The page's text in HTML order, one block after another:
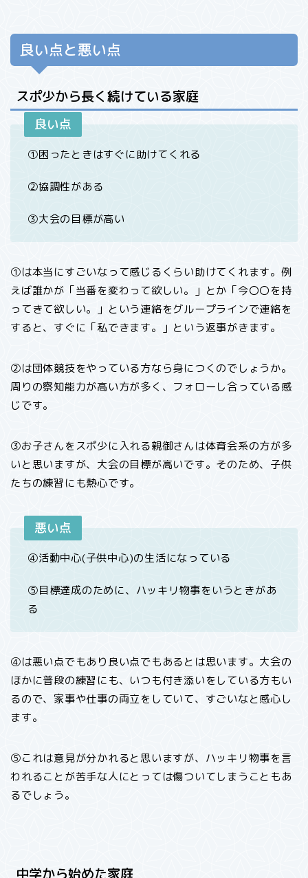
良い点と悪い点
スポ少から長く続けている家庭
良い点
①困ったときはすぐに助けてくれる
②協調性がある
③大会の目標が高い
①は本当にすごいなって感じるくらい助けてくれます。例
えば誰かが「当番を変わって欲しい。」とか「今〇〇を持
ってきて欲しい。」という連絡をグループラインで連絡を
すると、すぐに「私できます。」という返事がきます。
②は団体競技をやっている方なら身につくのでしょうか。
周りの察知能力が高い方が多く、フォローし合っている感
じです。
③お子さんをスポ少に入れる親御さんは体育会系の方が多
いと思いますが、大会の目標が高いです。そのため、子供
たちの練習にも熱心です。
悪い点
④活動中心(子供中心)の生活になっている
⑤目標達成のために、ハッキリ物事をいうときがあ
る
④は悪い点でもあり良い点でもあるとは思います。大会の
ほかに普段の練習にも、いつも付き添いをしている方もい
るので、家事や仕事の両立をしていて、すごいなと感心し
ます。
⑤これは意見が分かれると思いますが、ハッキリ物事を言
われることが苦手な人にとっては傷ついてしまうこともあ
るでしょう。
中学から始めた家庭